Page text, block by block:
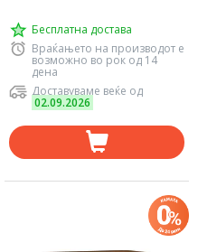
Бесплатна достава
Враќањето на производот е
возможно во рок од 14
дена
Доставуваме веќе од
02.09.2026